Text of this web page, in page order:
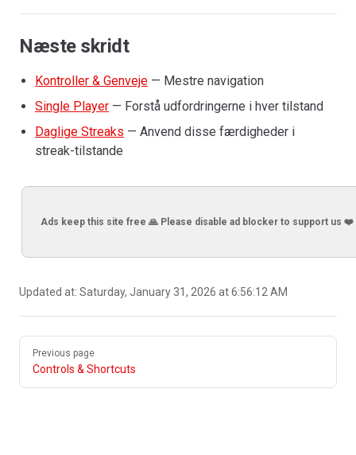
Næste skridt
Kontroller & Genveje — Mestre navigation
Single Player — Forstå udfordringerne i hver tilstand
Daglige Streaks — Anvend disse færdigheder i
streak-tilstande
Ads keep this site free 🙏 Please disable ad blocker to support us ❤️
Updated at: Saturday, January 31, 2026 at 6:56:12 AM
Pager
Previous page
Controls & Shortcuts